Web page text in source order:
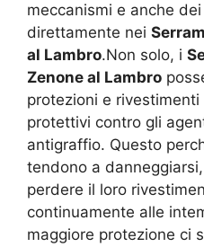
meccanismi e anche
direttamente nei
al Lambro.Non solo, i
Zenone al Lambro
protezioni e
protettivi contro gli
antigraffio. Questo
tendono a
perdere il loro
continuamente alle
maggiore protezione ci